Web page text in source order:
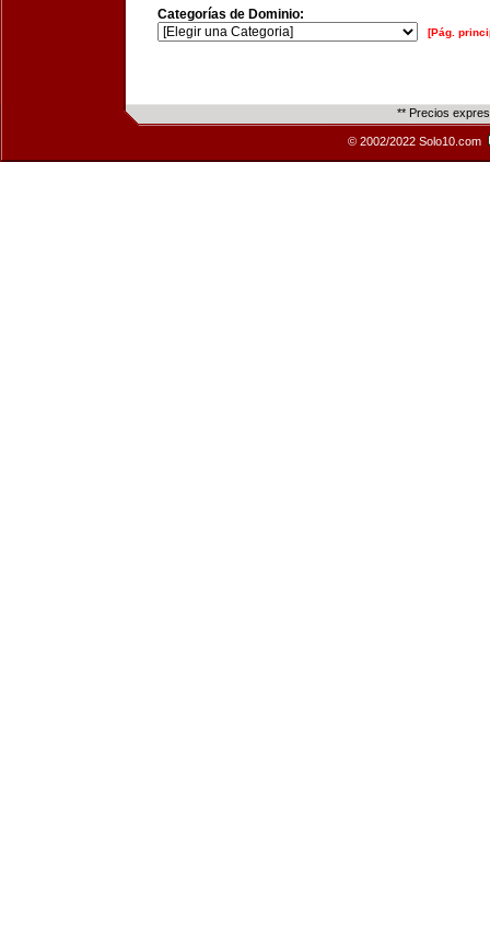
Categorías de Dominio:
[Pág.
** Precios
© 2002/2022 Solo10.com